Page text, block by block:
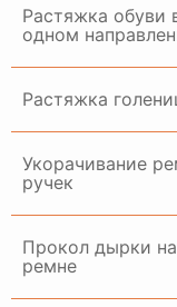
Растяжка обуви
одном
Растяжка
Укорачивание
ручек
Прокол дырки на
ремне